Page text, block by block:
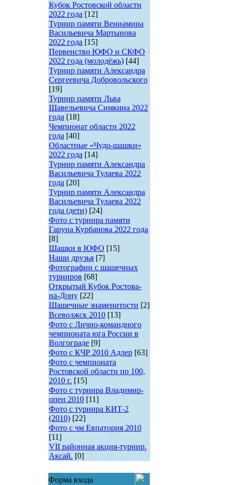
Кубок Ростовской области
2022 года [12]
Турнир памяти Вениамина
Васильевича Мартынова
2022 года [15]
Первенство ЮФО и СКФО
2022 года (молодёжь) [44]
Турнир памяти Александра
Сергеевича Добровольского
[19]
Турнир памяти Льва
Шавельевича Симкина 2022
года [18]
Чемпионат области 2022
года [40]
Областные «Чудо-шашки»
2022 года [14]
Турнир памяти Александра
Васильевича Тулаева 2022
года [20]
Турнир памяти Александра
Васильевича Тулаева 2022
года (дети) [24]
Фото с турнира памяти
Гаруна Курбанова 2022 года
[8]
Шашки в ЮФО [15]
Наши друзья [7]
Фотографии с шашечных
турниров [68]
Открытый Кубок Ростова-
на-Дону [22]
Шашечные знаменитости [2]
Всеволжск 2010 [13]
Фото с Лично-командного
чемпионата юга России в
Волгограде [9]
Фото с КЧР 2010 Адлер [63]
Фото с чемпионата
Ростовской области по 100,
2010 г. [15]
Фото с турнира Владимир-
опен 2010 [11]
Фото с турнира КИТ-2
(2010) [22]
Фото с чм Евпатория 2010
[11]
VII районная акция-турнир.
Аксай. [0]
Форма входа